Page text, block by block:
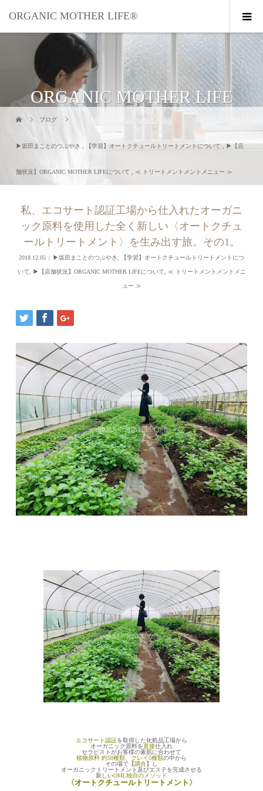
ORGANIC MOTHER LIFE®︎
ORGANIC MOTHER LIFE
Makoto Sakata - official blog
ブログ
▶︎坂田まことのつぶやき 【学習】オートクチュールトリートメントについて ▶︎【店
舗状況】ORGANIC MOTHER LIFEについて ≪ トリートメントメントメニュー ≫
私、エコサート認証工場から仕入れたオーガニ
ック原料を使用した全く新しい〈オートクチュ
ールトリートメント〉を生み出す旅。その1。
2018.12.05 ▶︎坂田まことのつぶやき, 【学習】オートクチュールトリートメントにつ
いて, ▶︎【店舗状況】ORGANIC MOTHER LIFEについて, ≪ トリートメントメントメニ
ュー ≫
エコサート認証を取得した化粧品工場から
オーガニック原料を直接仕入れ
セラピストがお客様の素肌に合わせて
植物原料 約50種類
クレイ5種類の中から
その場で【調合】し
オーガニックトリートメント及びエステを完成させる
新しいOML独自のメソッド
〈オートクチュールトリートメント〉